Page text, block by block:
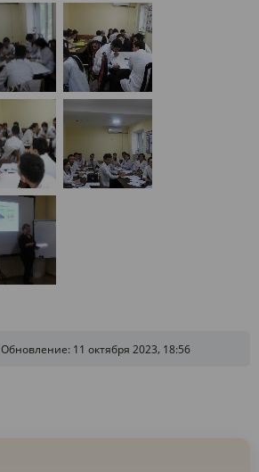
Обновление: 11 октября 2023, 18:56